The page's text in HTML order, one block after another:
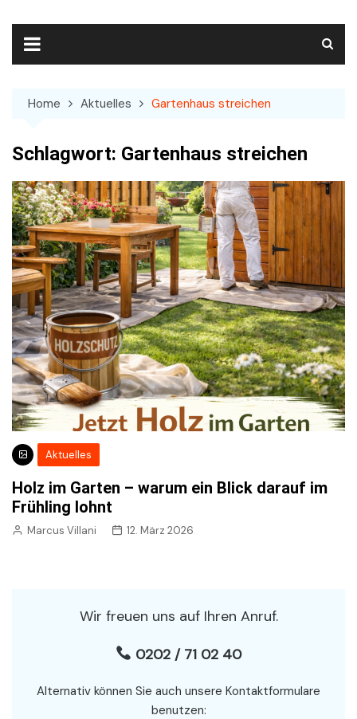
content
Home Aktuelles Gartenhaus streichen
Schlagwort: Gartenhaus streichen
Aktuelles
Holz im Garten – warum ein Blick darauf im
Frühling lohnt
Marcus Villani 12. März 2026
Wir freuen uns auf Ihren Anruf.
0202 / 71 02 40
Alternativ können Sie auch unsere Kontaktformulare
benutzen: